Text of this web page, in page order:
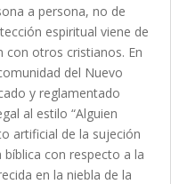
a persona, no de
espiritual viene de
con otros cristianos. En
del Nuevo
y reglamentado
al estilo “Alguien
artificial de la sujeción
con respecto a la
en la niebla de la